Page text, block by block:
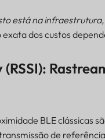
está na
exata dos custos
BLE clássicas
de